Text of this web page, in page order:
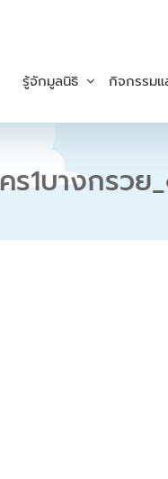
รู้จักมูลนิธิ กิจกรรมแ
ร1บางกรว